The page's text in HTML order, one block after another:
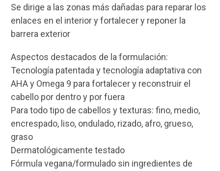
Se dirige a las zonas más dañadas para reparar los
enlaces en el interior y fortalecer y reponer la
barrera exterior
Aspectos destacados de la formulación:
Tecnología patentada y tecnología adaptativa con
AHA y Omega 9 para fortalecer y reconstruir el
cabello por dentro y por fuera
Para todo tipo de cabellos y texturas: fino, medio,
encrespado, liso, ondulado, rizado, afro, grueso,
graso
Dermatológicamente testado
Fórmula vegana/formulado sin ingredientes de